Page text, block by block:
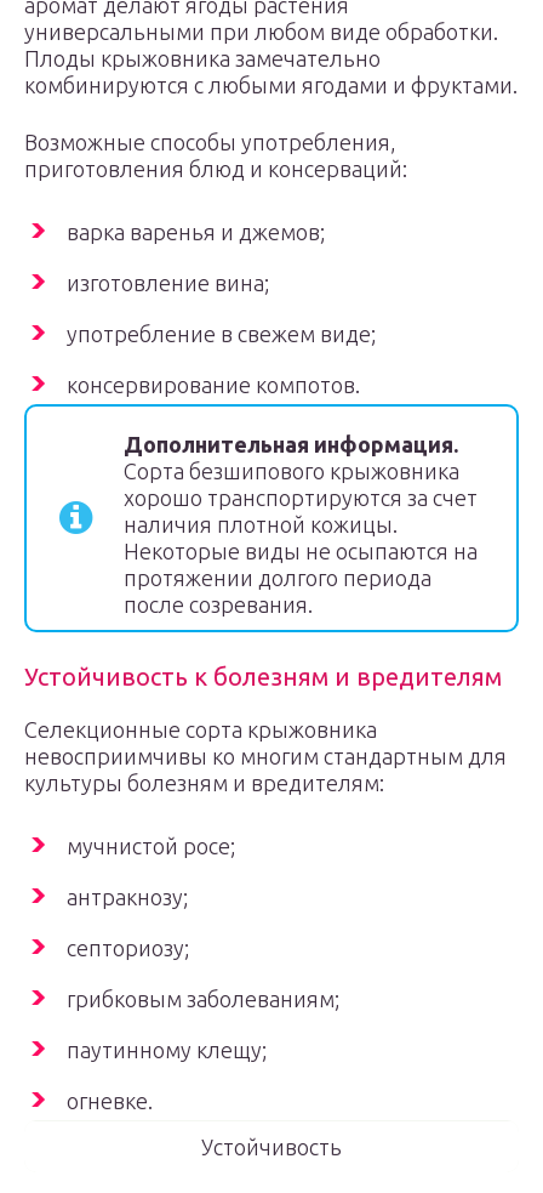
аромат делают ягоды растения
универсальными при любом виде обработки.
Плоды крыжовника замечательно
комбинируются с любыми ягодами и фруктами.
Возможные способы употребления,
приготовления блюд и консерваций:
варка варенья и джемов;
изготовление вина;
употребление в свежем виде;
консервирование компотов.
Дополнительная информация.
Сорта безшипового крыжовника
хорошо транспортируются за счет
наличия плотной кожицы.
Некоторые виды не осыпаются на
протяжении долгого периода
после созревания.
Устойчивость к болезням и вредителям
Селекционные сорта крыжовника
невосприимчивы ко многим стандартным для
культуры болезням и вредителям:
мучнистой росе;
антракнозу;
септориозу;
грибковым заболеваниям;
паутинному клещу;
огневке.
Устойчивость